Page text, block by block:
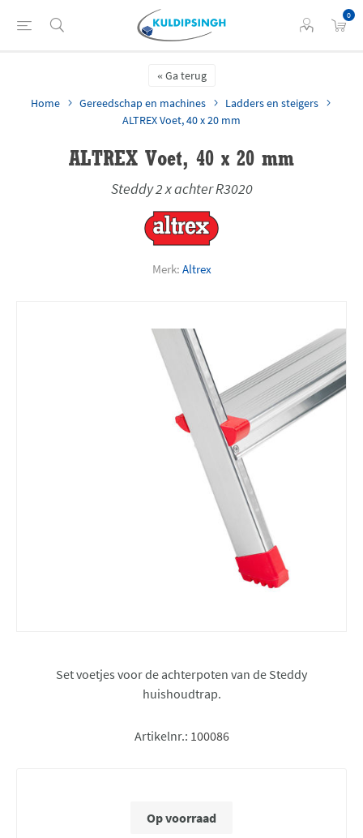
0
Ga terug
Home
Gereedschap en machines
Ladders en steigers
ALTREX Voet, 40 x 20 mm
ALTREX Voet, 40 x 20 mm
Steddy 2 x achter R3020
Merk: Altrex
Set voetjes voor de achterpoten van de Steddy
huishoudtrap.
Artikelnr.: 100086
Op voorraad